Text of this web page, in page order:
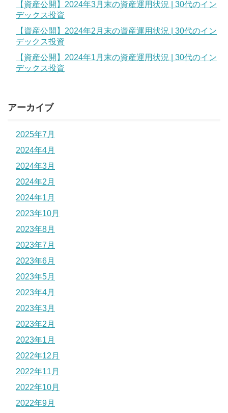
【資産公開】2024年3月末の資産運用状況 | 30代のイン
デックス投資
【資産公開】2024年2月末の資産運用状況 | 30代のイン
デックス投資
【資産公開】2024年1月末の資産運用状況 | 30代のイン
デックス投資
アーカイブ
2025年7月
2024年4月
2024年3月
2024年2月
2024年1月
2023年10月
2023年8月
2023年7月
2023年6月
2023年5月
2023年4月
2023年3月
2023年2月
2023年1月
2022年12月
2022年11月
2022年10月
2022年9月